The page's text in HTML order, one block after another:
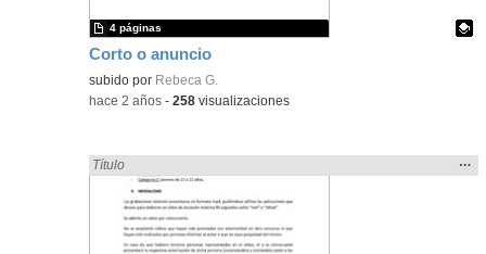
Corto o anuncio
Contenido educativo.
subido por Rebeca G.
4 páginas
-hace 2 años -258 visualizaciones
Encontrado «cortar» en:
Título
la
…